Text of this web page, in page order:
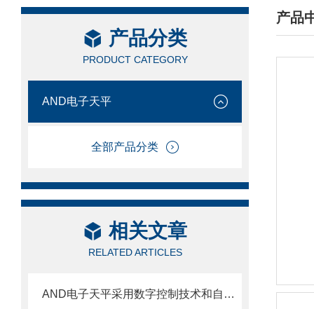
产品分类
PRODUCT CATEGORY
AND电子天平
全部产品分类
相关文章
RELATED ARTICLES
AND电子天平采用数字控制技术和自动零位跟踪技术
产品
/